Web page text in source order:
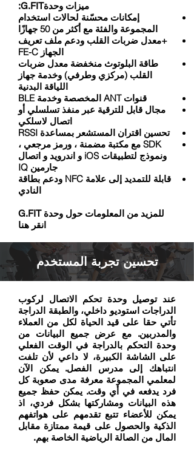
ميزات وحدةG.FIT:
إمكانات محسّنة لحالات استخدام
المجموعة والفئة مع أكثر من 50 جهازًا
+معدل ضربات القلب ودعم ملف تعريف
الجهاز FE-C
طاقة البلوتوث منخفضة معدل ضربات
القلب (مركزي وطرفي) وخدمة جهاز
اللياقة البدنية
قنوات ANT المخصصة وخدمة BLE
مجال قابل للترقية عبر منفذ تسلسلي أو
اتصال لاسلكي
تحسين اقتران المستشعر بمساعدة RSSI
SDK مع مكتبة مضمنة ، ورمز مرجعي ،
ونموذج لتطبيقات iOS و اندرويد و اتصال
جارمين IQ
قابلة للتمديد إلى علامة NFC ودعم بطاقة
النادي
للمزيد من المعلومات حول وحدة G.FIT
انقر هنا
تحسين تجربة المستخدم
عند توصيل وحدة تحكم الاتصال لركوب
الدراجات استوديو داخلي، والطبقة الدراجة
تأتي حقا على قيد الحياة لكل من العملاء
والمدربين. مع عرض جميع البيانات من
وحدة التحكم بالدراجة في الوقت الفعلي
على الشاشة الكبيرة، لا داعي لأن تلفت
انتباهك إلى مدرس الفصل. يمكن الآن
لمعلمي المجموعة معرفة مدى صعوبة كل
فرد يدفعه في أي وقت. يمكن حفظ جميع
هذه البيانات ومشاركتها بشكل فردي، اذ
يمكن للأعضاء تتبع تقدمهم على هواتفهم
الذكية والحصول على قيمة ممتازة مقابل
المال من الصالة الرياضية الخاصة بهم.